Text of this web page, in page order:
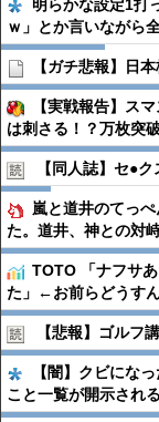
明らかな設定1打
ｗ」とか言いながら
【ガチ悲報】日
【実戦報告】ス
は刺さる！？万枚突
【同人誌】セ●︎
嵐と道井のてっ
た。道井、神との対峙
TOTO 「ナフサ
た」←お前らどうす
【悲報】ゴルフ
【闇】クビにな
こと一覧が開示され